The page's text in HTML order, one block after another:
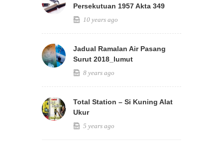
Persekutuan 1957 Akta 349
10 years ago
Jadual Ramalan Air Pasang
Surut 2018_lumut
8 years ago
Total Station – Si Kuning Alat
Ukur
5 years ago